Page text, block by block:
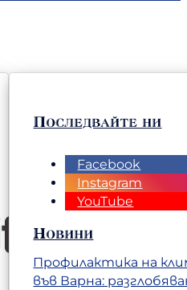
Последвайте ни
Facebook
Instagram
YouTube
Новини
Профилактика на
във Варна: